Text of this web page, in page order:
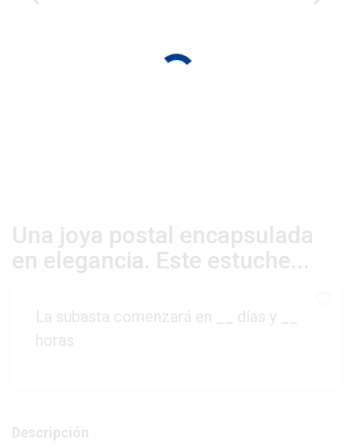
Una joya postal encapsulada
en elegancia. Este estuche...
La subasta comenzará en días y
horas
Descripción